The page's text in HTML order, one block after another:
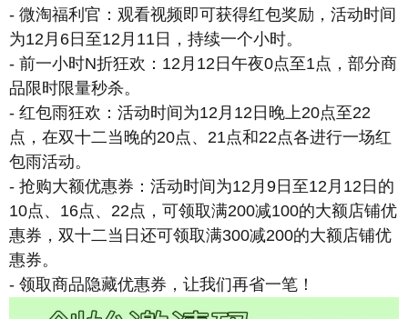
- 微淘福利官：观看视频即可获得红包奖励，活动时间
为12月6日至12月11日，持续一个小时。
- 前一小时N折狂欢：12月12日午夜0点至1点，部分商
品限时限量秒杀。
- 红包雨狂欢：活动时间为12月12日晚上20点至22
点，在双十二当晚的20点、21点和22点各进行一场红
包雨活动。
- 抢购大额优惠券：活动时间为12月9日至12月12日的
10点、16点、22点，可领取满200减100的大额店铺优
惠券，双十二当日还可领取满300减200的大额店铺优
惠券。
- 领取商品隐藏优惠券，让我们再省一笔！